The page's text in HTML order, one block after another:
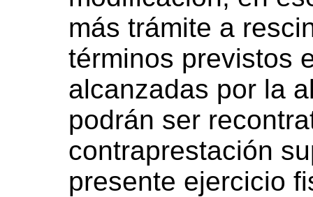
más trámite a
términos previstos
alcanzadas por la
podrán ser
contraprestación
presente ejercicio